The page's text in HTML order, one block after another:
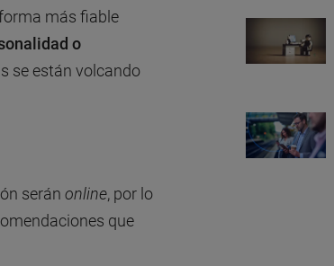
más fiable
o
se están volcando
serán online, por lo
que